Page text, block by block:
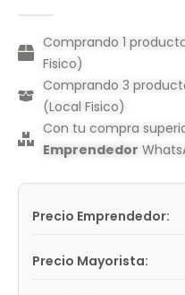
Comprando 1
Fisico)
Comprando 3
(Local Fisico)
Con tu compra
Emprendedor
Precio Emprendedor:
Precio Mayorista: